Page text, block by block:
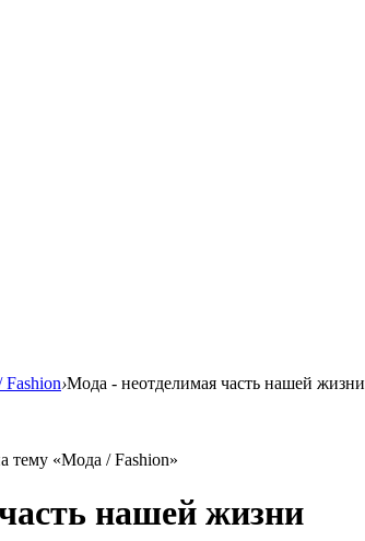
›Мода - неотделимая часть нашей жизни
тему «Мода / Fashion»
нашей жизни